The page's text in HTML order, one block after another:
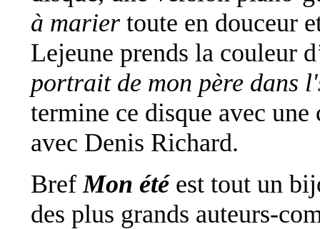
à marier toute en douceur
Lejeune prends la couleur
portrait de mon père dans
termine ce disque avec
avec Denis Richard.
BrefMon étéest tout un
des plus grands auteurs-